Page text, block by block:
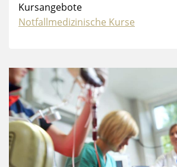
Kursangebote
Notfallmedizinische Kurse